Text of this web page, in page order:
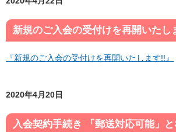
新規のご入会の受付けを再開いたし
『新規のご入会の受付けを再開いたします!!』
2020年4月20日
入会契約手続き 「郵送対応可能」